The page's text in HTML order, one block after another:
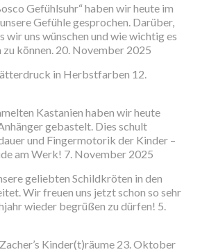
Gefühlsuhr“ haben wir heute im
Gefühle gesprochen. Darüber,
wir uns wünschen und wie wichtig es
können. 20. November 2025
in Herbstfarben 12.
Kastanien haben wir heute
gebastelt. Dies schult
und Fingermotorik der Kinder –
am Werk! 7. November 2025
geliebten Schildkröten in den
Wir freuen uns jetzt schon so sehr
wieder begrüßen zu dürfen! 5.
Kinder(t)räume 23. Oktober